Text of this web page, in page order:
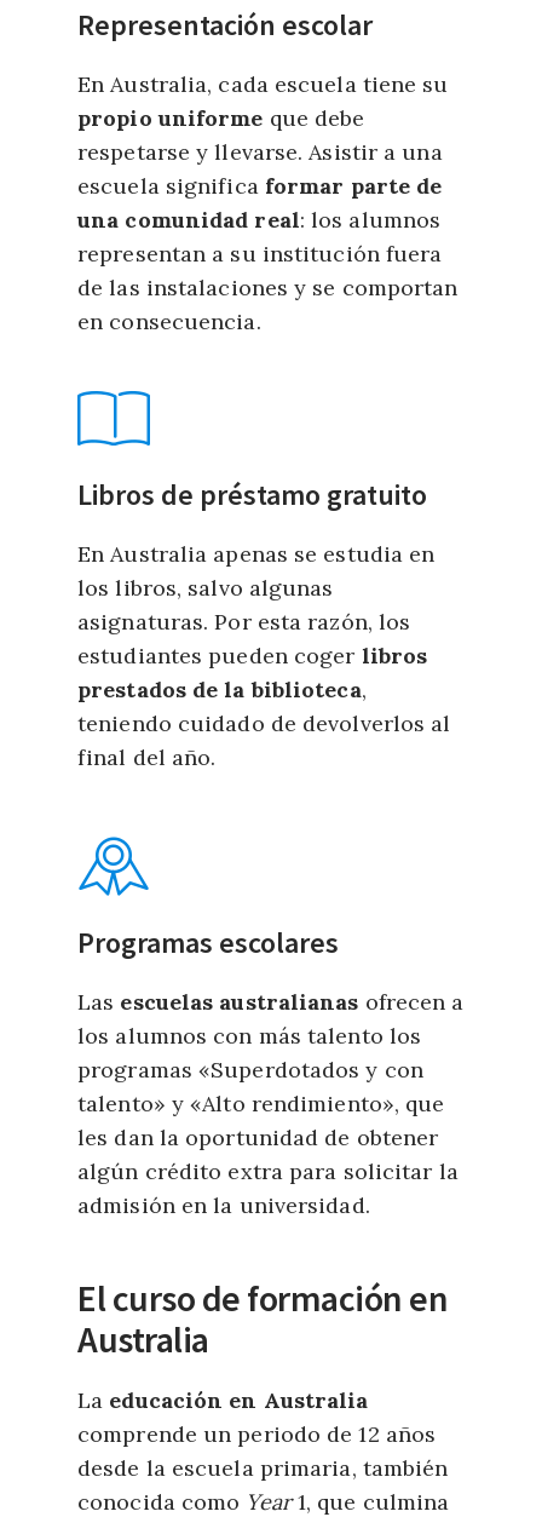
Representación escolar
En Australia, cada escuela tiene su
propio uniforme que debe
respetarse y llevarse. Asistir a una
escuela significaformar parte de
una comunidad real: los alumnos
representan a su institución fuera
de las instalaciones y se comportan
en consecuencia.
Libros de préstamo gratuito
En Australia apenas se estudia en
los libros, salvo algunas
asignaturas. Por esta razón, los
estudiantes pueden coger libros
prestados de la biblioteca,
teniendo cuidado de devolverlos al
final del año.
Programas escolares
Las escuelas australianas ofrecen a
los alumnos con más talento los
programas «Superdotados y con
talento» y «Alto rendimiento», que
les dan la oportunidad de obtener
algún crédito extra para solicitar la
admisión en la universidad.
El curso de formación en
Australia
La educación en Australia
comprende un periodo de 12 años
desde la escuela primaria, también
conocida como Year1, que culmina